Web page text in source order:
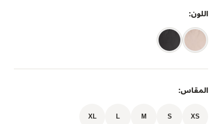
اللون:
المقاس:
XS
S
M
L
XL